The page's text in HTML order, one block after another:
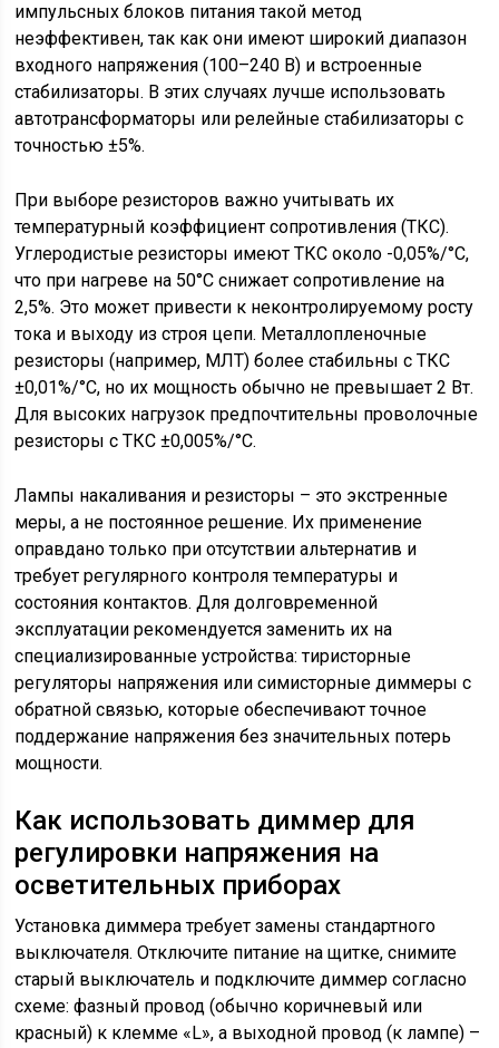
импульсных блоков питания такой метод
неэффективен, так как они имеют широкий диапазон
входного напряжения (100–240 В) и встроенные
стабилизаторы. В этих случаях лучше использовать
автотрансформаторы или релейные стабилизаторы с
точностью ±5%.
При выборе резисторов важно учитывать их
температурный коэффициент сопротивления (ТКС).
Углеродистые резисторы имеют ТКС около -0,05%/°C,
что при нагреве на 50°C снижает сопротивление на
2,5%. Это может привести к неконтролируемому росту
тока и выходу из строя цепи. Металлопленочные
резисторы (например, МЛТ) более стабильны с ТКС
±0,01%/°C, но их мощность обычно не превышает 2 Вт.
Для высоких нагрузок предпочтительны проволочные
резисторы с ТКС ±0,005%/°C.
Лампы накаливания и резисторы – это экстренные
меры, а не постоянное решение. Их применение
оправдано только при отсутствии альтернатив и
требует регулярного контроля температуры и
состояния контактов. Для долговременной
эксплуатации рекомендуется заменить их на
специализированные устройства: тиристорные
регуляторы напряжения или симисторные диммеры с
обратной связью, которые обеспечивают точное
поддержание напряжения без значительных потерь
мощности.
Как использовать диммер для
регулировки напряжения на
осветительных приборах
Установка диммера требует замены стандартного
выключателя. Отключите питание на щитке, снимите
старый выключатель и подключите диммер согласно
схеме: фазный провод (обычно коричневый или
красный) к клемме «L», а выходной провод (к лампе) –